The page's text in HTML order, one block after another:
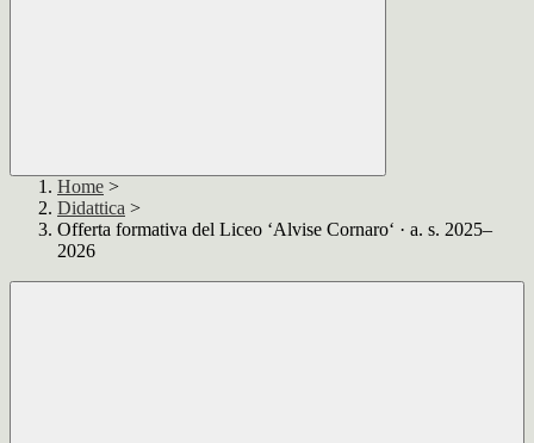
Home >
Didattica >
Offerta formativa del Liceo ‘Alvise Cornaro‘ · a. s. 2025–
2026